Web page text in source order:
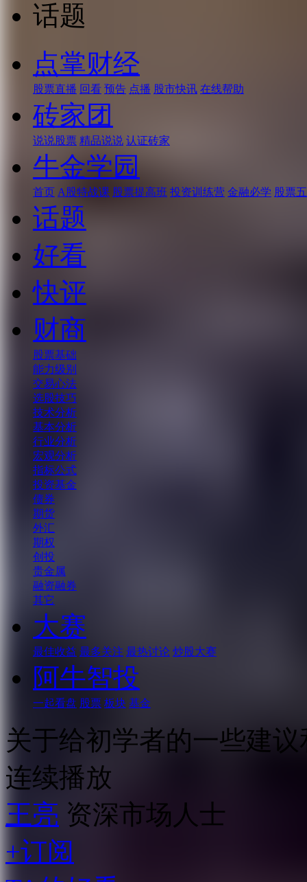
话题
点掌财经
股票直播 回看 预告 点播 股市快讯 在线帮助
砖家团
说说股票 精品说说 认证砖家
牛金学园
首页 A股特战课 股票提高班 投资训练营 金融必学 股票
话题
好看
快评
财商
股票基础
能力级别
交易心法
选股技巧
技术分析
基本分析
行业分析
宏观分析
指标公式
投资基金
债券
期货
外汇
期权
创投
贵金属
融资融券
其它
大赛
最佳收益 最多关注 最热讨论 炒股大赛
阿牛智投
一起看盘 股票 板块 基金
关于给初学者的一些建
连续播放
王亮 资深市场人士
+订阅